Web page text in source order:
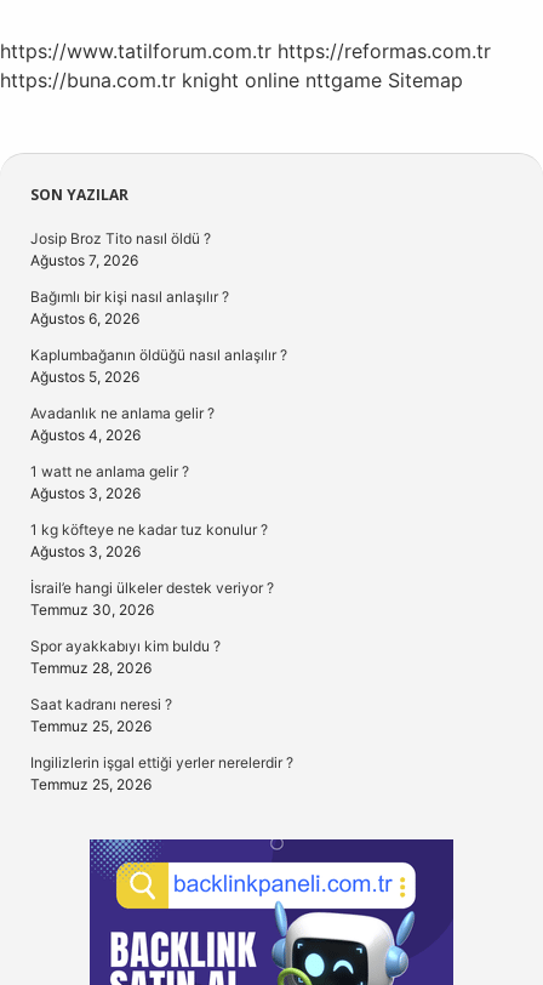
https://www.tatilforum.com.tr https://reformas.com.tr
https://buna.com.tr knight online nttgame Sitemap
Sidebar
SON YAZILAR
Josip Broz Tito nasıl öldü ?
Ağustos 7, 2026
Bağımlı bir kişi nasıl anlaşılır ?
Ağustos 6, 2026
Kaplumbağanın öldüğü nasıl anlaşılır ?
Ağustos 5, 2026
Avadanlık ne anlama gelir ?
Ağustos 4, 2026
1 watt ne anlama gelir ?
Ağustos 3, 2026
1 kg köfteye ne kadar tuz konulur ?
Ağustos 3, 2026
İsrail’e hangi ülkeler destek veriyor ?
Temmuz 30, 2026
Spor ayakkabıyı kim buldu ?
Temmuz 28, 2026
Saat kadranı neresi ?
Temmuz 25, 2026
Ingilizlerin işgal ettiği yerler nerelerdir ?
Temmuz 25, 2026